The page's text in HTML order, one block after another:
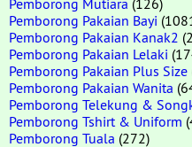
Pemborong Pakaian Bayi
Pemborong Pakaian Kanak2
Pemborong Pakaian Lelaki
Pemborong Pakaian Plus Size
Pemborong Pakaian Wanita
Pemborong Telekung &
Pemborong Tshirt & Uniform
Pemborong Tuala (272)